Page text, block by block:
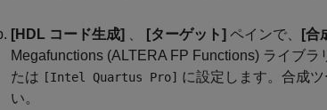
[HDL コード生成] [ターゲット] ペインで、 [合
Megafunctions (ALTERA FP Functions) ライブラ
たは [Intel Quartus Pro] に設定します。合成ツ
い。